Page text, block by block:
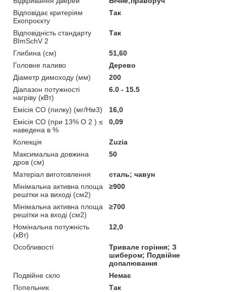
Відповідає критеріям
Екопроєкту
Так
Відповідність стандарту
BImSchV 2
Так
Глибина (см)
51,60
Головне паливо
Дерево
Діаметр димоходу (мм)
200
Діапазон потужності
нагріву (кВт)
6.0 - 15.5
Емісія CO (пилку) (мг/Нм3)
16,0
Емісія CO (при 13% O 2 ) ≤
наведена в %
0,09
Колекція
Zuzia
Максимальна довжина
дров (см)
50
Матеріал виготовлення
сталь; чавун
Мінімальна активна площа
решітки на виході (см2)
≥900
Мінімальна активна площа
решітки на вході (см2)
≥700
Номінальна потужність
(кВт)
12,0
Особливості
Тривале горіння; З
шибером; Подвійне
допалювання
Подвійне скло
Немає
Попельник
Так